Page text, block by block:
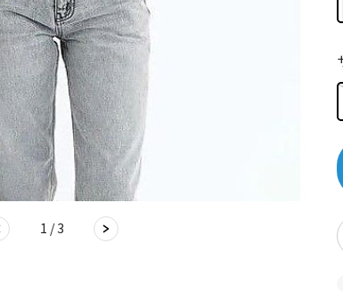
1 / 3